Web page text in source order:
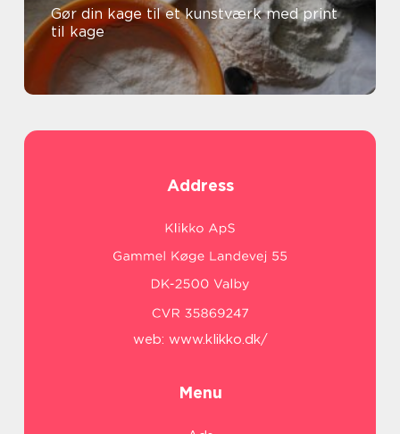
Gør din kage til et kunstværk med print
til kage
Address
web: www.klikko.dk/
Menu